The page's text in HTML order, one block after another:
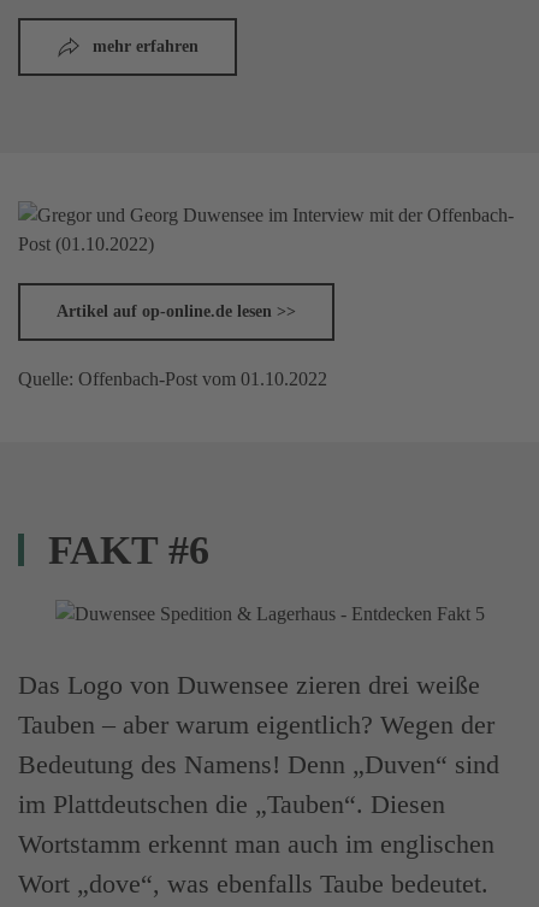
mehr erfahren
Artikel auf op-online.de lesen >>
Quelle: Offenbach-Post vom 01.10.2022
FAKT #6
Das Logo von Duwensee zieren drei weiße
Tauben – aber warum eigentlich? Wegen der
Bedeutung des Namens! Denn „Duven“ sind
im Plattdeutschen die „Tauben“. Diesen
Wortstamm erkennt man auch im englischen
Wort „dove“, was ebenfalls Taube bedeutet.